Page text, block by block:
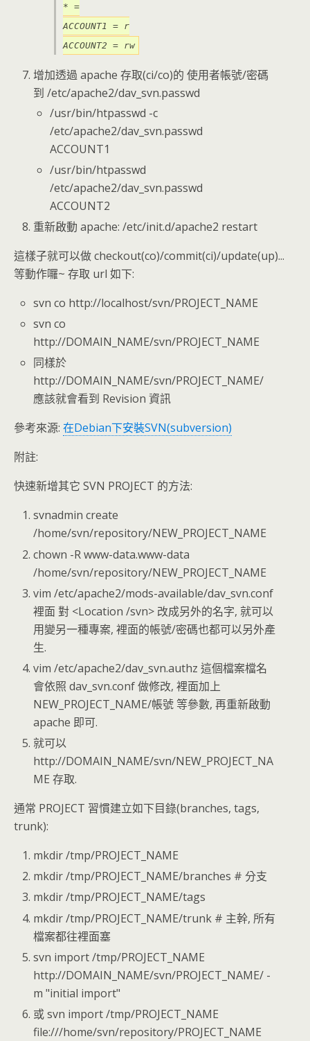
* =
ACCOUNT1 = r
ACCOUNT2 = rw
增加透過 apache 存取(ci/co)的 使用者帳號/密碼
到 /etc/apache2/dav_svn.passwd
/usr/bin/htpasswd -c
/etc/apache2/dav_svn.passwd
ACCOUNT1
/usr/bin/htpasswd
/etc/apache2/dav_svn.passwd
ACCOUNT2
重新啟動 apache: /etc/init.d/apache2 restart
這樣子就可以做 checkout(co)/commit(ci)/update(up)...
等動作囉~ 存取 url 如下:
svn co http://localhost/svn/PROJECT_NAME
svn co
http://DOMAIN_NAME/svn/PROJECT_NAME
同樣於
http://DOMAIN_NAME/svn/PROJECT_NAME/
應該就會看到 Revision 資訊
參考來源: 在Debian下安裝SVN(subversion)
附註:
快速新增其它 SVN PROJECT 的方法:
svnadmin create
/home/svn/repository/NEW_PROJECT_NAME
chown -R www-data.www-data
/home/svn/repository/NEW_PROJECT_NAME
vim /etc/apache2/mods-available/dav_svn.conf
裡面 對 <Location /svn> 改成另外的名字, 就可以
用變另一種專案, 裡面的帳號/密碼也都可以另外產
生.
vim /etc/apache2/dav_svn.authz 這個檔案檔名
會依照 dav_svn.conf 做修改, 裡面加上
NEW_PROJECT_NAME/帳號 等參數, 再重新啟動
apache 即可.
就可以
http://DOMAIN_NAME/svn/NEW_PROJECT_NA
ME 存取.
通常 PROJECT 習慣建立如下目錄(branches, tags,
trunk):
mkdir /tmp/PROJECT_NAME
mkdir /tmp/PROJECT_NAME/branches # 分支
mkdir /tmp/PROJECT_NAME/tags
mkdir /tmp/PROJECT_NAME/trunk # 主幹, 所有
檔案都往裡面塞
svn import /tmp/PROJECT_NAME
http://DOMAIN_NAME/svn/PROJECT_NAME/ -
m "initial import"
或 svn import /tmp/PROJECT_NAME
file:///home/svn/repository/PROJECT_NAME